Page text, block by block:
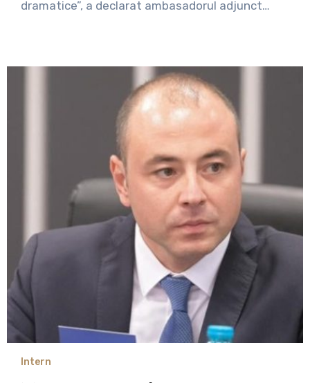
dramatice”, a declarat ambasadorul adjunct…
Intern